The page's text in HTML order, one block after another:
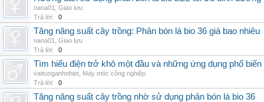
nana01
Giao lưu
Trả lời:
0
Tăng năng suất cây trồng: Phân bón lá bio 36 giá bao nhiêu
nana01
Giao lưu
Trả lời:
0
Tìm hiểu điện trở khô một đầu và những ứng dụng phổ
vattunganhnhiet Máy móc công nghiệp
Trả lời:
0
Tăng năng suất cây trồng nhờ sử dụng phân bón lá bio 36